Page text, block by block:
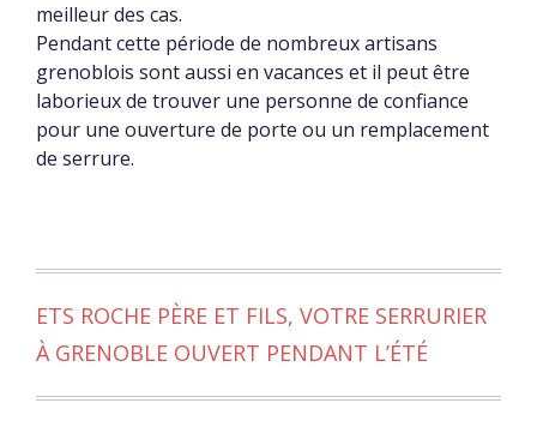
meilleur des cas.
Pendant cette période de nombreux artisans
grenoblois sont aussi en vacances et il peut être
laborieux de trouver une personne de confiance
pour une ouverture de porte ou un remplacement
de serrure.
ETS ROCHE PÈRE ET FILS, VOTRE SERRURIER
À GRENOBLE OUVERT PENDANT L’ÉTÉ